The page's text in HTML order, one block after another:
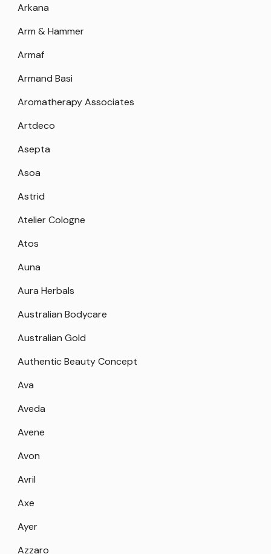
Arkana
Arm & Hammer
Armaf
Armand Basi
Aromatherapy Associates
Artdeco
Asepta
Asoa
Astrid
Atelier Cologne
Atos
Auna
Aura Herbals
Australian Bodycare
Australian Gold
Authentic Beauty Concept
Ava
Aveda
Avene
Avon
Avril
Axe
Ayer
Azzaro